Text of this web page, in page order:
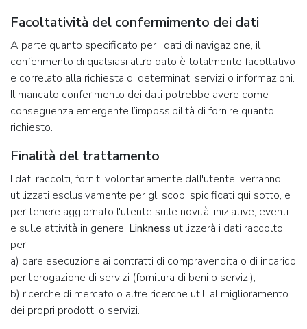
Facoltatività del confermimento dei dati
A parte quanto specificato per i dati di navigazione, il
conferimento di qualsiasi altro dato è totalmente facoltativo
e correlato alla richiesta di determinati servizi o informazioni.
Il mancato conferimento dei dati potrebbe avere come
conseguenza emergente l’impossibilità di fornire quanto
richiesto.
Finalità del trattamento
I dati raccolti, forniti volontariamente dall'utente, verranno
utilizzati esclusivamente per gli scopi spicificati qui sotto, e
per tenere aggiornato l'utente sulle novità, iniziative, eventi
e sulle attività in genere. Linkness utilizzerà i dati raccolto
per:
a) dare esecuzione ai contratti di compravendita o di incarico
per l'erogazione di servizi (fornitura di beni o servizi);
b) ricerche di mercato o altre ricerche utili al miglioramento
dei propri prodotti o servizi.